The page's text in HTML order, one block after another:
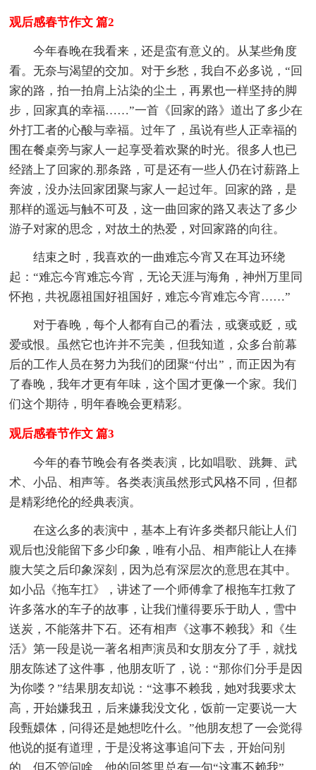
观后感春节作文 篇2
今年春晚在我看来，还是蛮有意义的。从某些角度
看。无奈与渴望的交加。对于乡愁，我自不必多说，“回
家的路，拍一拍肩上沾染的尘土，再累也一样坚持的脚
步，回家真的幸福……”一首《回家的路》道出了多少在
外打工者的心酸与幸福。过年了，虽说有些人正幸福的
围在餐桌旁与家人一起享受着欢聚的时光。很多人也已
经踏上了回家的.那条路，可是还有一些人仍在讨薪路上
奔波，没办法回家团聚与家人一起过年。回家的路，是
那样的遥远与触不可及，这一曲回家的路又表达了多少
游子对家的思念，对故土的热爱，对回家路的向往。
结束之时，我喜欢的一曲难忘今宵又在耳边环绕
起：“难忘今宵难忘今宵，无论天涯与海角，神州万里同
怀抱，共祝愿祖国好祖国好，难忘今宵难忘今宵……”
对于春晚，每个人都有自己的看法，或褒或贬，或
爱或恨。虽然它也许并不完美，但我知道，众多台前幕
后的工作人员在努力为我们的团聚“付出”，而正因为有
了春晚，我年才更有年味，这个国才更像一个家。我们
们这个期待，明年春晚会更精彩。
观后感春节作文 篇3
今年的春节晚会有各类表演，比如唱歌、跳舞、武
术、小品、相声等。各类表演虽然形式风格不同，但都
是精彩绝伦的经典表演。
在这么多的表演中，基本上有许多类都只能让人们
观后也没能留下多少印象，唯有小品、相声能让人在捧
腹大笑之后印象深刻，因为总有深层次的意思在其中。
如小品《拖车扛》，讲述了一个师傅拿了根拖车扛救了
许多落水的车子的故事，让我们懂得要乐于助人，雪中
送炭，不能落井下石。还有相声《这事不赖我》和《生
活》第一段是说一著名相声演员和女朋友分了手，就找
朋友陈述了这件事，他朋友听了，说：“那你们分手是因
为你喽？”结果朋友却说：“这事不赖我，她对我要求太
高，开始嫌我丑，后来嫌我没文化，饭前一定要说一大
段甄嬛体，问得还是她想吃什么。”他朋友想了一会觉得
他说的挺有道理，于是没将这事追问下去，开始问别